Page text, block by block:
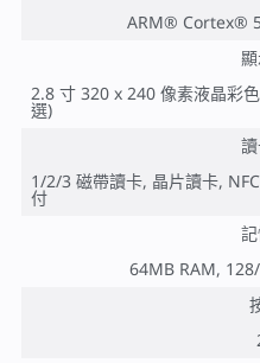
ARM® Cortex®
2.8 寸 320 x 240 像素液晶彩
選)
1/2/3 磁帶讀卡, 晶片讀卡,
付
64MB RAM,